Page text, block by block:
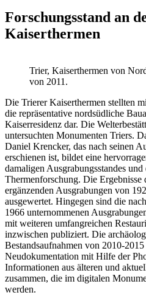
Forschungsstand an
Kaiserthermen
Trier, Kaiserthermen von
von 2011.
Die Trierer Kaiserthermen stellten
die repräsentative nordsüdliche
Kaiserresidenz dar. Die
untersuchten Monumenten Triers.
Daniel Krencker, das nach seinen
erschienen ist, bildet eine
damaligen Ausgrabungsstandes
Thermenforschung. Die Ergebnisse
ergänzenden Ausgrabungen von
ausgewertet. Hingegen sind die
1966 unternommenen
mit weiteren umfangreichen
inzwischen publiziert. Die
Bestandsaufnahmen von 2010-
Neudokumentation mit Hilfe der
Informationen aus älteren und
zusammen, die im digitalen
werden.